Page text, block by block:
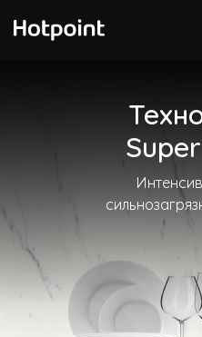
Морозильные камеры
Стиральные и сушильные
Посудомоечные машины
Варочные панели
Духовые шкафы
Кухонные плиты
Вытяжки